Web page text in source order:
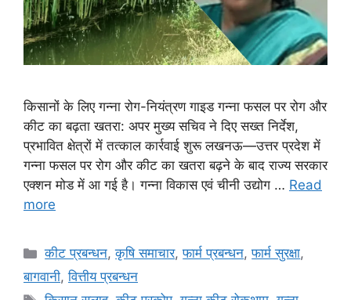
किसानों के लिए गन्ना रोग-नियंत्रण गाइड गन्ना फसल पर रोग और
कीट का बढ़ता खतरा: अपर मुख्य सचिव ने दिए सख्त निर्देश,
प्रभावित क्षेत्रों में तत्काल कार्रवाई शुरू लखनऊ—उत्तर प्रदेश में
गन्ना फसल पर रोग और कीट का खतरा बढ़ने के बाद राज्य सरकार
एक्शन मोड में आ गई है। गन्ना विकास एवं चीनी उद्योग … Read
more
कीट प्रबन्धन,कृषि समाचार,फार्म प्रबन्धन,फार्म सुरक्षा,
बागवानी,वित्तीय प्रबन्धन